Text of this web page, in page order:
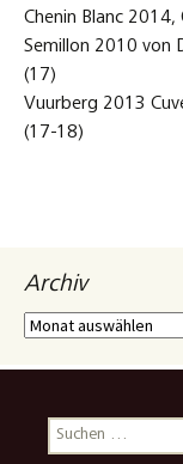
Chenin Blanc 2014,
Semillon 2010 von
(17)
Vuurberg 2013
(17-18)
Archiv
Archiv
Suchen
nach: